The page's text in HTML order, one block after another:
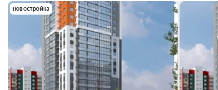
новостройка